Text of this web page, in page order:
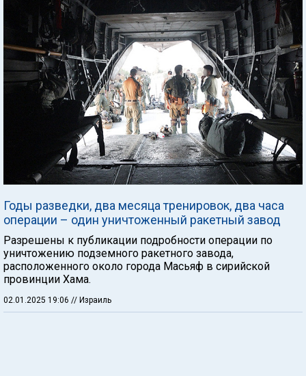
Годы разведки, два месяца тренировок, два часа
операции – один уничтоженный ракетный завод
Разрешены к публикации подробности операции по
уничтожению подземного ракетного завода,
расположенного около города Масьяф в сирийской
провинции Хама.
02.01.2025 19:06 // Израиль